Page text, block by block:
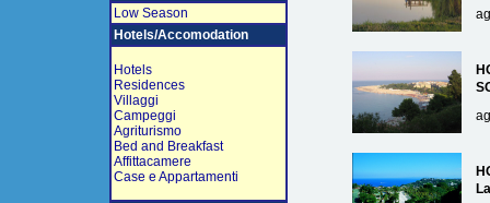
Low Season
Hotels/Accomodation
Hotels
Residences
Villaggi
Campeggi
Agriturismo
Bed and Breakfast
Affittacamere
Case e Appartamenti